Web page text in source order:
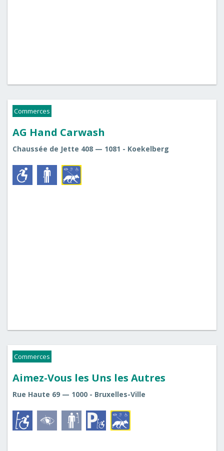
Commerces
AG Hand Carwash
Chaussée de Jette 408 — 1081 - Koekelberg
Commerces
Aimez-Vous les Uns les Autres
Rue Haute 69 — 1000 - Bruxelles-Ville